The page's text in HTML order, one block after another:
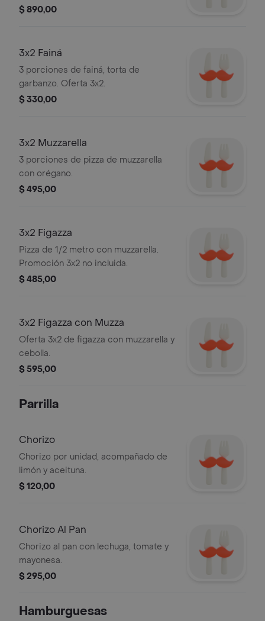
cerveza a elección.
$ 890,00
3x2 Fainá
3 porciones de fainá, torta de
garbanzo. Oferta 3x2.
$ 330,00
3x2 Muzzarella
3 porciones de pizza de muzzarella
con orégano.
$ 495,00
3x2 Figazza
Pizza de 1/2 metro con muzzarella.
Promoción 3x2 no incluida.
$ 485,00
3x2 Figazza con Muzza
Oferta 3x2 de figazza con muzzarella y
cebolla.
$ 595,00
Parrilla
Chorizo
Chorizo por unidad, acompañado de
limón y aceituna.
$ 120,00
Chorizo Al Pan
Chorizo al pan con lechuga, tomate y
mayonesa.
$ 295,00
Hamburguesas